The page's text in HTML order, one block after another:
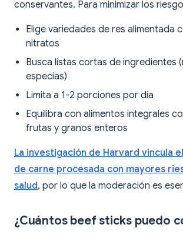
conservantes. Para minimizar los
Elige variedades de res alimentada
nitratos
Busca listas cortas de ingredientes
especias)
Limita a 1-2 porciones por día
Equilibra con alimentos integrales
frutas y granos enteros
La investigación de Harvard vincula
de carne procesada con mayores
salud, por lo que la moderación es
¿Cuántos beef sticks puedo